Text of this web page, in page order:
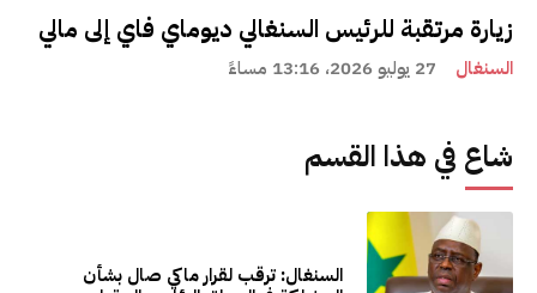
زيارة مرتقبة للرئيس السنغالي ديوماي فاي إلى مالي
السنغال 27 يوليو 2026، 13:16 مساءً
شاع في هذا القسم
السنغال: ترقب لقرار ماكي صال بشأن